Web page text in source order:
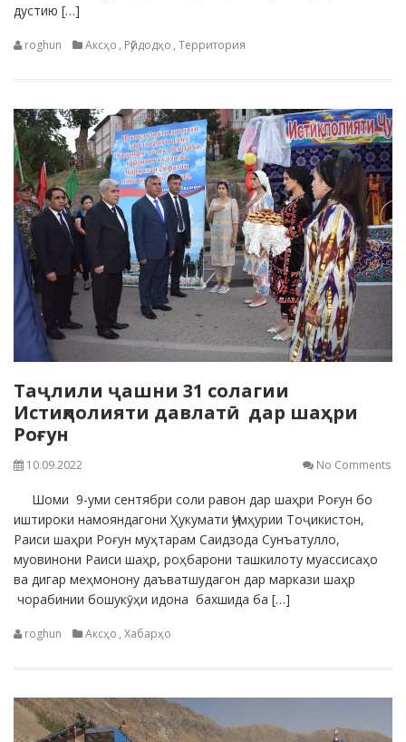
дустию […]
roghun Аксҳо , Рӯйдодҳо , Территория
Таҷлили ҷашни 31 солагии
Истиқлолияти давлатӣ дар шаҳри
Роғун
10.09.2022 No Comments
Шоми 9-уми сентябри соли равон дар шаҳри Роғун бо
иштироки намояндагони Ҳукумати Ҷумҳурии Тоҷикистон,
Раиси шаҳри Роғун муҳтарам Саидзода Сунъатулло,
муовинони Раиси шаҳр, роҳбарони ташкилоту муассисаҳо
ва дигар меҳмонону даъватшудагон дар маркази шаҳр
чорабинии бошукӯҳи идона бахшида ба […]
roghun Аксҳо , Хабарҳо